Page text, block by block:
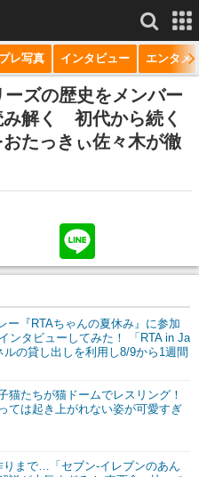
もっと見る
レ写真 インタビュー エンタメ
ーズの歴史をメンバー
み解く 初代から続く
たっきぃ佐々木が徹
ー『RTAちゃんの夏休み』に参加
ンタビューしてみた！ 「RTA in Ja
ルの貸し出しを利用し8/9から1週間
猫たちが猫ドームでレスリング！
ては起き上がれない姿が可愛すぎ
りまで…「セブン-イレブンのあん